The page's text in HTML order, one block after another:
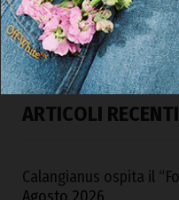
ARTICOLI RECENTI
Calangianus ospita il